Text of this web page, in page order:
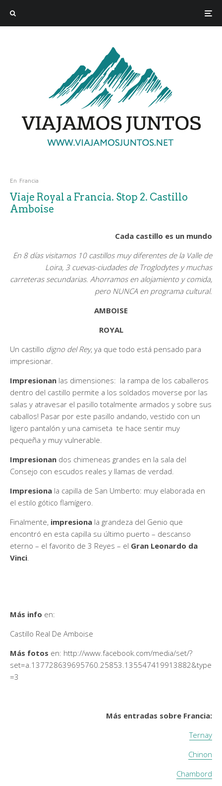
En Francia
Viaje Royal a Francia. Stop 2. Castillo
Amboise
Cada castillo es un mundo
En 8 días visitamos 10 castillos muy diferentes de la Valle de
Loira, 3 cuevas-ciudades de Troglodytes y muchas
carreteras secundarias. Ahorramos en alojamiento y comida,
pero NUNCA en programa cultural.
AMBOISE
ROYAL
Un castillo digno del Rey, ya que todo está pensado para
impresionar.
Impresionan las dimensiones: la rampa de los caballeros
dentro del castillo permite a los soldados moverse por las
salas y atravesar el pasillo totalmente armados y sobre sus
caballos! Pasar por este pasillo andando, vestido con un
ligero pantalón y una camiseta te hace sentir muy
pequeña y muy vulnerable.
Impresionan dos chimeneas grandes en la sala del
Consejo con escudos reales y llamas de verdad.
Impresiona la capilla de San Umberto: muy elaborada en
el estilo gótico flamígero.
Finalmente, impresiona la grandeza del Genio que
encontró en esta capilla su último puerto – descanso
eterno – el favorito de 3 Reyes – el Gran Leonardo da
Vinci.
Más info en:
Castillo Real De Amboise
Más fotos en: http://www.facebook.com/media/set/?
set=a.137728639695760.25853.135547419913882&type
=3
Más entradas sobre Francia:
Ternay
Chinon
Chambord